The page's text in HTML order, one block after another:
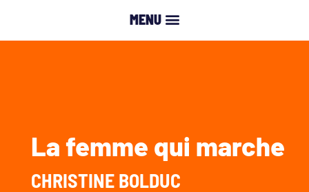
La femme qui marche
CHRISTINE BOLDUC